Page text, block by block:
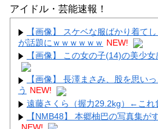
【画像】顔100点、体30点の女ｗ
Powered by livedoor 相互RSS
アイドル・芸能速報！
【画像】 スケベな服ばかり着て
が話題にｗｗｗｗｗｗ NEW!
【画像】 この女の子(14)の美少
【画像】 長澤まさみ、股を思い
う NEW!
遠藤さくら（握力29.2kg）←これ
【NMB48】 本郷柚巴の写真集が